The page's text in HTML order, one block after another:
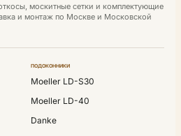
москитные сетки и комплектующие
и монтаж по Москве и Московской
ПОДОКОННИКИ
Moeller LD-S30
Moeller LD-40
Danke